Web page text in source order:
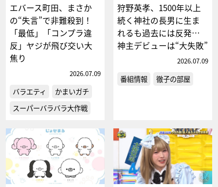
エバース町田、まさか
の“失言”で非難殺到！
「最低」「コンプラ違
反」ヤジが飛び交い大
焦り
2026.07.09
バラエティ
かまいガチ
スーパーバラバラ大作戦
狩野英孝、1500年以上
続く神社の長男に生ま
れるも過去には反発…
神主デビューは“大失敗”
2026.07.09
番組情報 徹子の部屋